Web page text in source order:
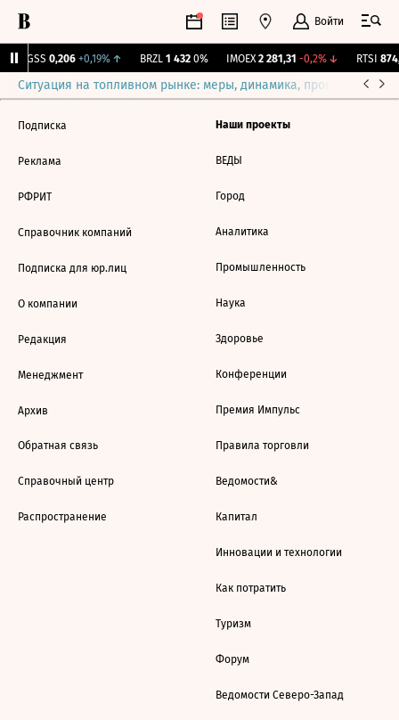
Войти
RGSS 0,206 +0,19%↑ BRZL 1 432 0% IMOEX 2 281,31 -0,2%↓ RTSI
Ситуация на топливном рынке: меры, динамика, прогнозы
Подписка
Реклама
РФРИТ
Справочник компаний
Подписка для юр.лиц
О компании
Редакция
Менеджмент
Архив
Обратная связь
Справочный центр
Распространение
Наши проекты
ВЕДЫ
Город
Аналитика
Промышленность
Наука
Здоровье
Конференции
Премия Импульс
Правила торговли
Ведомости&
Капитал
Инновации и технологии
Как потратить
Туризм
Форум
Ведомости Северо-Запад